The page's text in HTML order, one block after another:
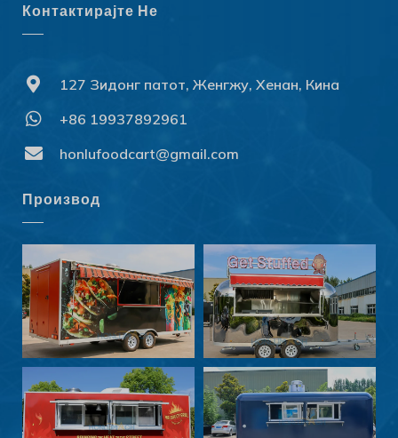
Контактирајте Не
127 Зидонг патот, Женгжу, Хенан, Кина
+86 19937892961
honlufoodcart@gmail.com
Производ
Hrvatski
Српски језик
Norsk nynorsk
Maori
Eesti
Български
Slovenčina